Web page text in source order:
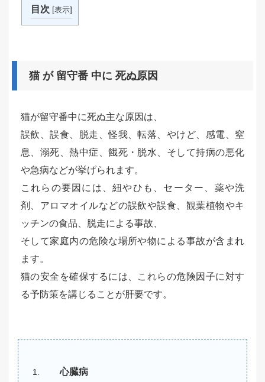
目次 [表示]
猫 が 留守番 中に 死ぬ原因
猫が留守番中に死ぬ主な原因は、
誤飲、誤食、脱走、怪我、転落、やけど、感電、窒
息、溺死、熱中症、餓死・脱水、そして持病の悪化
や急病などが挙げられます。
これらの要因には、紐やひも、セーター、薬や洗
剤、アロマオイルなどの誤飲や誤食、観葉植物やキ
ッチンの食品、脱走による事故、
そして家庭内の危険な場所や物による事故が含まれ
ます。
猫の安全を確保するには、これらの危険因子に対す
る予防策を講じることが肝要です。
心臓病